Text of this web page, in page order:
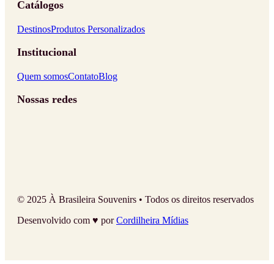
Catálogos
DestinosProdutos Personalizados
Institucional
Quem somosContatoBlog
Nossas redes
© 2025 À Brasileira Souvenirs • Todos os direitos reservados
Desenvolvido com ♥ porCordilheira Mídias